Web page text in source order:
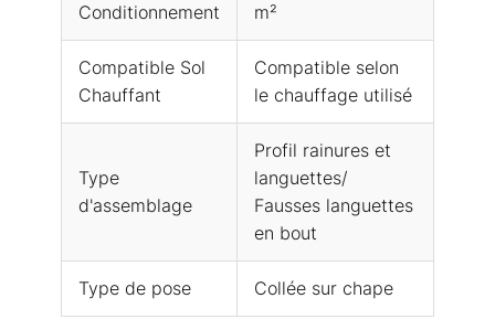
Conditionnement m²
Compatible Sol
Chauffant
Compatible selon
le chauffage utilisé
Type
d'assemblage
Profil rainures et
languettes/
Fausses languettes
en bout
Type de pose Collée sur chape